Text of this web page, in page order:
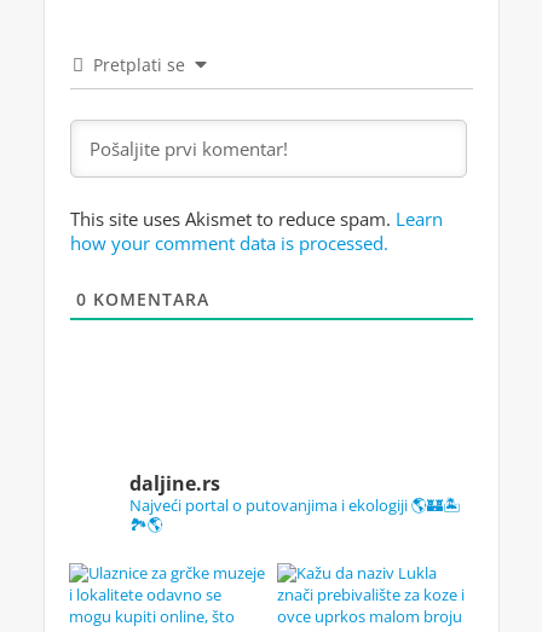
Pretplati se
This site uses Akismet to reduce spam. Learn
how your comment data is processed.
0 KOMENTARA
daljine.rs
Najveći portal o putovanjima i ekologiji 🌎🏰🏝️
🏞️🌎